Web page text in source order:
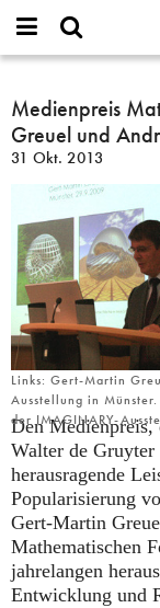
IMAGINARY
open
or
username
*
Passwort
*
Suche
Medienpreis
Mathematik
2013
für
Gert-
Martin
Greuel
und
Andreas
Matt
Medienpreis
Greuel und
31 Okt. 2013
Links: Gert-Martin
Ausstellung in
der IMAGINARY-
Den
Walter de
herausragende
Popularisierung
Gert-Martin
Mathematischen
jahrelangen
Entwicklung und